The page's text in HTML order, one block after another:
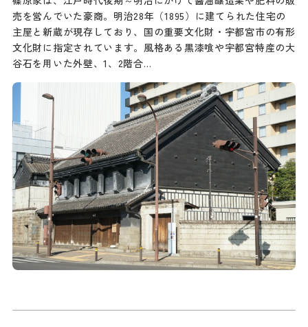
売を営んでいた豪商。明治28年（1895）に建てられた住宅の
主屋と新蔵が現存しており、国の重要文化財・宇都宮市の有形
文化財に指定されています。風格ある黒漆喰や宇都宮特産の大
谷石を用いた外壁、1、2階合…